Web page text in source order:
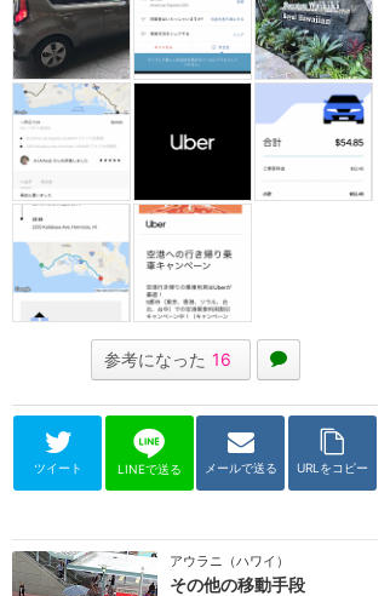
参考になった 16
ツイート LINEで送る メールで送る URLをコピー
アウラニ（ハワイ）
その他の移動手段